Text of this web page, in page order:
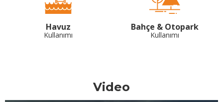
Havuz
Kullanımı
Bahçe & Otopark
Kullanımı
Video